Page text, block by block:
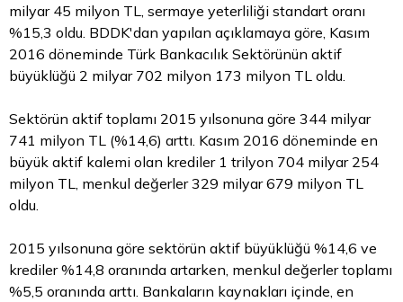
milyar 45 milyon TL, sermaye yeterliliği standart oranı
%15,3 oldu. BDDK'dan yapılan açıklamaya göre, Kasım
2016 döneminde Türk Bankacılık Sektörünün aktif
büyüklüğü 2 milyar 702 milyon 173 milyon TL oldu.
Sektörün aktif toplamı 2015 yılsonuna göre 344 milyar
741 milyon TL (%14,6) arttı. Kasım 2016 döneminde en
büyük aktif kalemi olan krediler 1 trilyon 704 milyar 254
milyon TL, menkul değerler 329 milyar 679 milyon TL
oldu.
2015 yılsonuna göre sektörün aktif büyüklüğü %14,6 ve
krediler %14,8 oranında artarken, menkul değerler toplamı
%5,5 oranında arttı. Bankaların kaynakları içinde, en